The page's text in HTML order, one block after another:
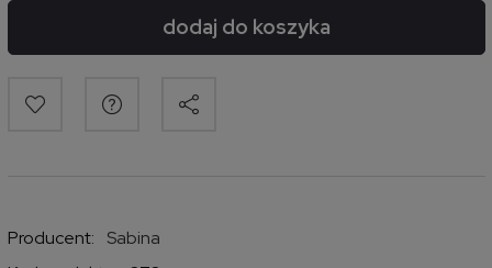
dodaj do koszyka
Producent:
Sabina